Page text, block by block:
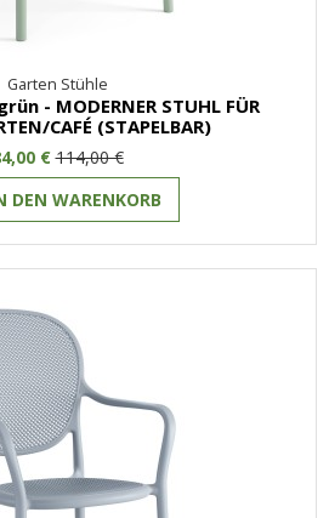
Garten Stühle
- MODERNER STUHL FÜR
CAFÉ (STAPELBAR)
€114,00 €
DEN WARENKORB